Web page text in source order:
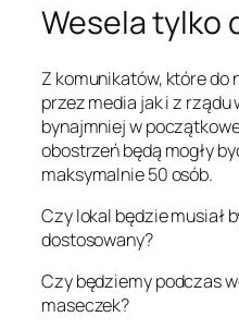
Wesela tylko
Z komunikatów, które do
przez media jak i z rządu
bynajmniej w
obostrzeń będą mogły
maksymalnie 50 osób.
Czy lokal będzie musiał
dostosowany?
Czy będziemy podczas
maseczek?